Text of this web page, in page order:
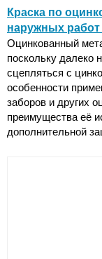
Краска по
наружных
Оцинкованный
поскольку далеко
сцепляться с
особенности
заборов и других
преимущества её
дополнительной